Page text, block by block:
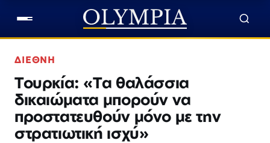
ΔΙΕΘΝΗ
Τουρκία: «Τα θαλάσσια
δικαιώματα μπορούν να
προστατευθούν μόνο με την
στρατιωτική ισχύ»